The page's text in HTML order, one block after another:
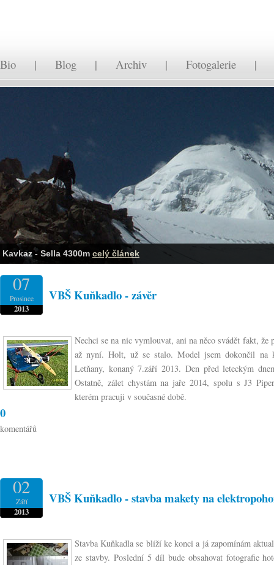
Bio | Blog | Archiv | Fotogalerie
Kavkaz - Sella 4300m celý článek
07
Prosince
2013
VBŠ Kuňkadlo - závěr
Nechci se na nic vymlouvat, ani na něco svádět fakt,
až nyní. Holt, už se stalo. Model jsem dokončil na
Letňany, konaný 7.září 2013. Den před leteckým
Ostatně, zálet chystám na jaře 2014, spolu s J3
kterém pracuji v současné době.
0
komentářů
02
Září
2013
VBŠ Kuňkadlo - stavba makety na
Stavba Kuňkadla se blíží ke konci a já zapomínám
ze stavby. Poslední 5 díl bude obsahovat fotografie